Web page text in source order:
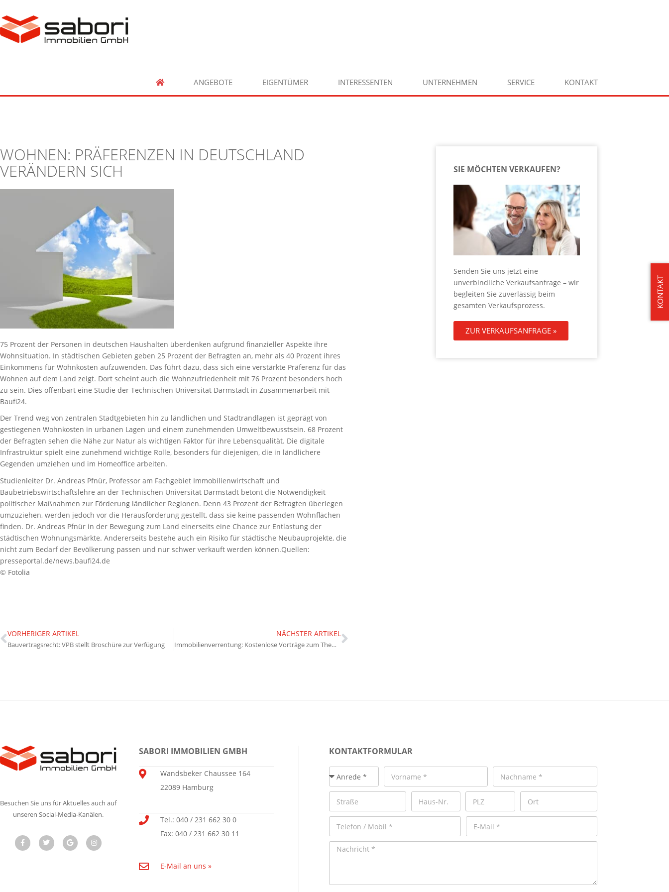
KONTAKT
ANGEBOTE EIGENTÜMER INTERESSENTEN UNTERNEHMEN SERVICE KONTAKT
WOHNEN: PRÄFERENZEN IN DEUTSCHLAND
VERÄNDERN SICH
75 Prozent der Personen in deutschen Haushalten überdenken aufgrund finanzieller Aspekte ihre
Wohnsituation. In städtischen Gebieten geben 25 Prozent der Befragten an, mehr als 40 Prozent ihres
Einkommens für Wohnkosten aufzuwenden. Das führt dazu, dass sich eine verstärkte Präferenz für das
Wohnen auf dem Land zeigt. Dort scheint auch die Wohnzufriedenheit mit 76 Prozent besonders hoch
zu sein. Dies offenbart eine Studie der Technischen Universität Darmstadt in Zusammenarbeit mit
Baufi24.
Der Trend weg von zentralen Stadtgebieten hin zu ländlichen und Stadtrandlagen ist geprägt von
gestiegenen Wohnkosten in urbanen Lagen und einem zunehmenden Umweltbewusstsein. 68 Prozent
der Befragten sehen die Nähe zur Natur als wichtigen Faktor für ihre Lebensqualität. Die digitale
Infrastruktur spielt eine zunehmend wichtige Rolle, besonders für diejenigen, die in ländlichere
Gegenden umziehen und im Homeoffice arbeiten.
Studienleiter Dr. Andreas Pfnür, Professor am Fachgebiet Immobilienwirtschaft und
Baubetriebswirtschaftslehre an der Technischen Universität Darmstadt betont die Notwendigkeit
politischer Maßnahmen zur Förderung ländlicher Regionen. Denn 43 Prozent der Befragten überlegen
umzuziehen, werden jedoch vor die Herausforderung gestellt, dass sie keine passenden Wohnflächen
finden. Dr. Andreas Pfnür in der Bewegung zum Land einerseits eine Chance zur Entlastung der
städtischen Wohnungsmärkte. Andererseits bestehe auch ein Risiko für städtische Neubauprojekte, die
nicht zum Bedarf der Bevölkerung passen und nur schwer verkauft werden können.Quellen:
presseportal.de/news.baufi24.de
© Fotolia
VORHERIGER ARTIKEL
Bauvertragsrecht: VPB stellt Broschüre zur Verfügung
NÄCHSTER ARTIKEL
Immobilienverrentung: Kostenlose Vorträge zum Thema
SIE MÖCHTEN VERKAUFEN?
Senden Sie uns jetzt eine
unverbindliche Verkaufsanfrage – wir
begleiten Sie zuverlässig beim
gesamten Verkaufsprozess.
ZUR VERKAUFSANFRAGE »
Besuchen Sie uns für Aktuelles auch auf
unseren Social-Media-Kanälen.
SABORI IMMOBILIEN GMBH
Wandsbeker Chaussee 164
22089 Hamburg
Tel.: 040 / 231 662 30 0
Fax: 040 / 231 662 30 11
E-Mail an uns »
KONTAKTFORMULAR